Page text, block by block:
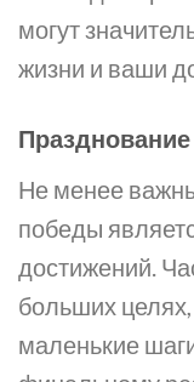
могут
жизни и ваши
Не менее
победы
достижений.
больших
маленькие